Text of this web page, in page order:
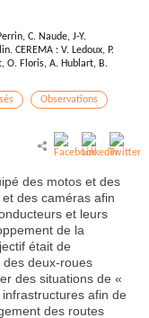
C. Naude, J-Y.
CEREMA : V. Ledoux, P.
O. Floris, A. Hublart, B.
Observations
des motos et des
des caméras afin
et leurs
de la
était de
deux-roues
des situations de «
afin de
des routes